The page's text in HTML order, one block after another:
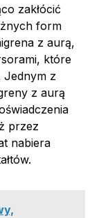
zakłócić
form
z aurą,
które
Jednym z
z aurą
przez
nabiera